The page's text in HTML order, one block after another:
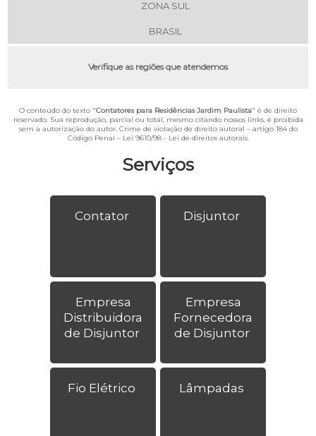
Serviços
Contator Disjuntor
Empresa
Distribuidora
de Disjuntor
Empresa
Fornecedora
de Disjuntor
Fio Elétrico Lâmpadas
ZONA SUL
BRASIL
Verifique as regiões que atendemos
O conteúdo do texto "Contatores para Residências Jardim Paulista" é de direito
reservado. Sua reprodução, parcial ou total, mesmo citando nossos links, é proibida
sem a autorização do autor. Crime de violação de direito autoral – artigo 184 do
Código Penal – Lei 9610/98 - Lei de direitos autorais.